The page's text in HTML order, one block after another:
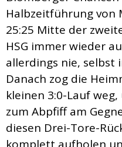
Halbzeitführung von
25:25 Mitte der
HSG immer wieder
allerdings nie, selbst
Danach zog die
kleinen 3:0-Lauf
zum Abpfiff am
diesen Drei-Tore-